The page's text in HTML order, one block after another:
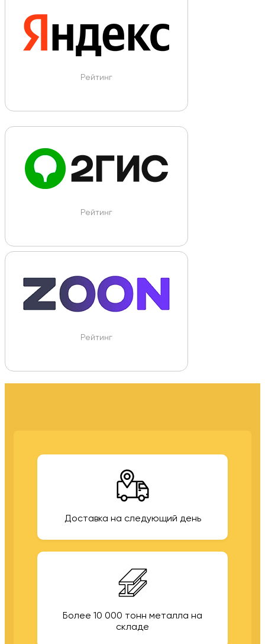
Рейтинг
Рейтинг
Рейтинг
Доставка на следующий день
Более 10 000 тонн металла на
складе